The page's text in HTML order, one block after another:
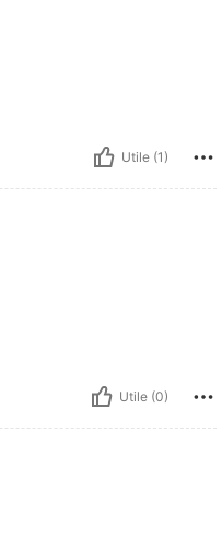
Utile (1)
Utile (0)